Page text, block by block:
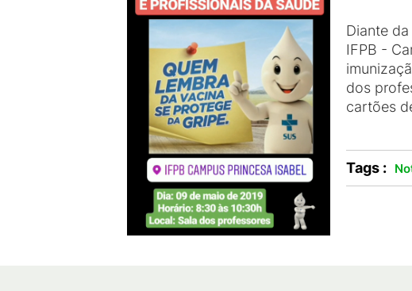
Diante
IFPB -
dos
cartões
Tags :